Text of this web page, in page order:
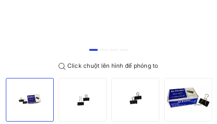
Click chuột lên hình để phóng to